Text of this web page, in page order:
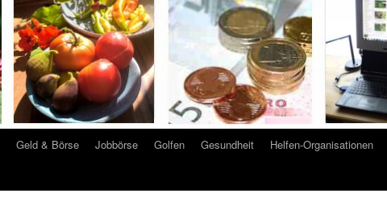
Geld & Börse Jobbörse Golfen Gesundheit
Helfen-Organisationen